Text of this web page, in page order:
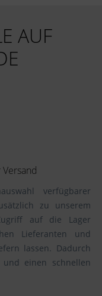
AUF
verfügbarer
zu unserem
auf die Lager
Lieferanten und
lassen. Dadurch
einen schnellen